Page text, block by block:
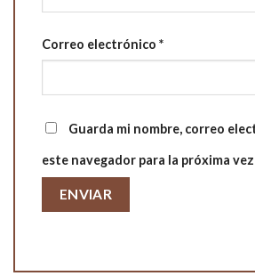
Correo electrónico *
Guarda mi nombre, correo
este navegador para la próxima